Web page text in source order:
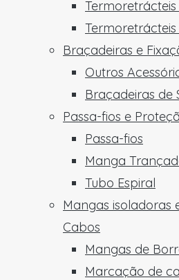
Termoretrácteis
Braçadeiras e
Outros
Braçadeiras de
Passa-fios e
Passa-fios
Manga
Tubo Espiral
Mangas isoladoras
Cabos
Mangas de
Marcação de